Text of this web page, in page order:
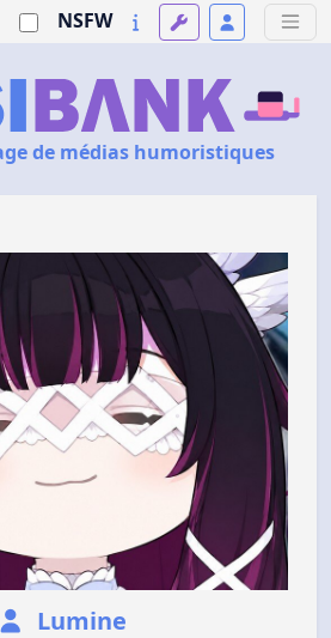
NSFW
de médias humoristiques
Lumine